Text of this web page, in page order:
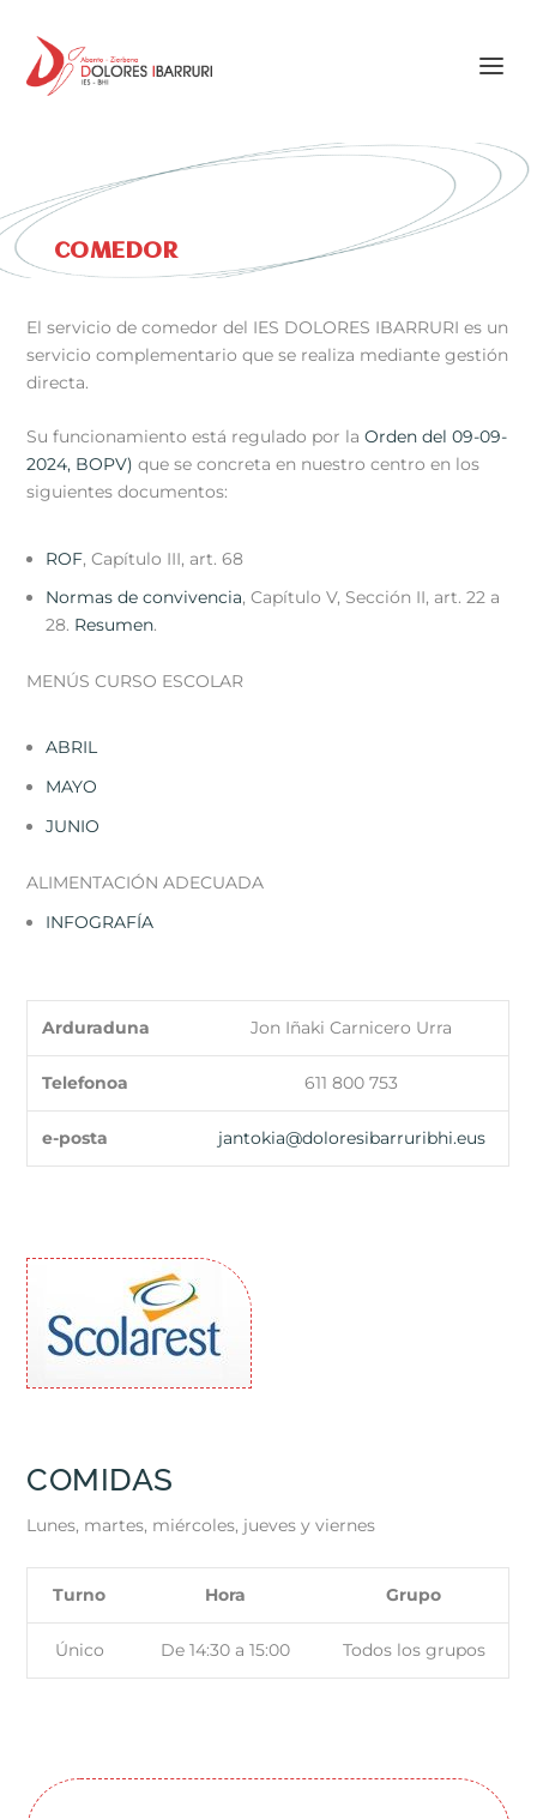
COMEDOR
El servicio de comedor del IES DOLORES IBARRURI es un
servicio complementario que se realiza mediante gestión
directa.
Su funcionamiento está regulado por laOrden del 09-09-
2024, BOPV) que se concreta en nuestro centro en los
siguientes documentos:
ROF, Capítulo III, art. 68
Normas de convivencia, Capítulo V, Sección II, art. 22 a
28. Resumen.
MENÚS CURSO ESCOLAR
ABRIL
MAYO
JUNIO
ALIMENTACIÓN ADECUADA
INFOGRAFÍA
Arduraduna Jon Iñaki Carnicero Urra
Telefonoa 611 800 753
e-posta jantokia@doloresibarruribhi.eus
COMIDAS
Lunes, martes, miércoles, jueves y viernes
Turno Hora Grupo
Único De 14:30 a 15:00 Todos los grupos